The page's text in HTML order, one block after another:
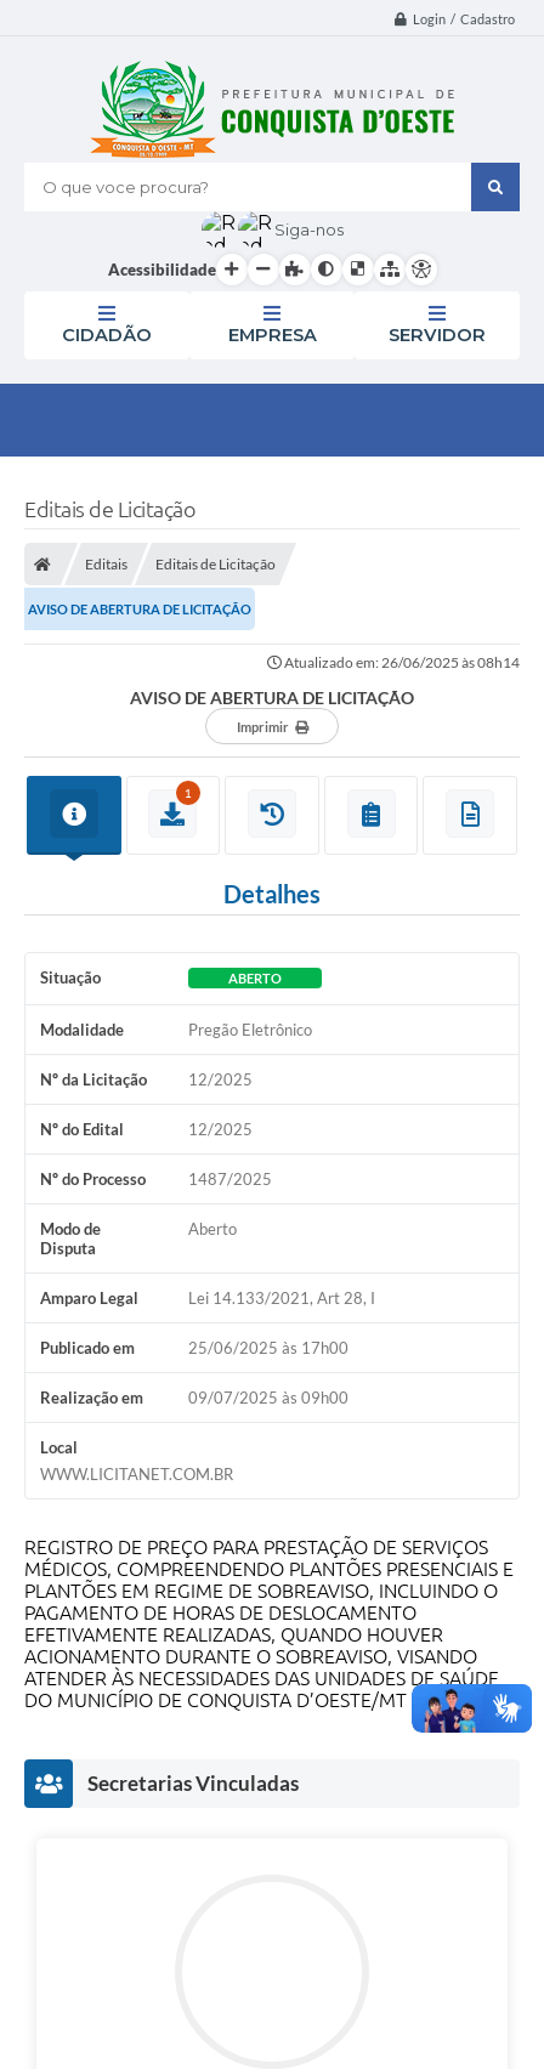
Login / Cadastro
O que voce procura?
Siga-nos
Acessibilidade
CIDADÃO EMPRESA SERVIDOR
Editais de Licitação
Editais Editais de Licitação
AVISO DE ABERTURA DE LICITAÇÃO
Atualizado em: 26/06/2025 às 08h14
AVISO DE ABERTURA DE LICITAÇÃO
Imprimir
1
Detalhes
Situação ABERTO
Modalidade Pregão Eletrônico
Nº da Licitação 12/2025
Nº do Edital 12/2025
Nº do Processo 1487/2025
Modo de
Disputa
Aberto
Amparo Legal Lei 14.133/2021, Art 28, I
Publicado em 25/06/2025 às 17h00
Realização em 09/07/2025 às 09h00
Local
WWW.LICITANET.COM.BR
REGISTRO DE PREÇO PARA PRESTAÇÃO DE SERVIÇOS
MÉDICOS, COMPREENDENDO PLANTÕES PRESENCIAIS E
PLANTÕES EM REGIME DE SOBREAVISO, INCLUINDO O
PAGAMENTO DE HORAS DE DESLOCAMENTO
EFETIVAMENTE REALIZADAS, QUANDO HOUVER
ACIONAMENTO DURANTE O SOBREAVISO, VISANDO
ATENDER ÀS NECESSIDADES DAS UNIDADES DE SAÚDE
DO MUNICÍPIO DE CONQUISTA D’OESTE/MT
Secretarias Vinculadas